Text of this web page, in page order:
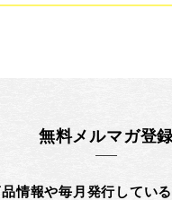
無料メルマガ登
情報や毎月発行してい